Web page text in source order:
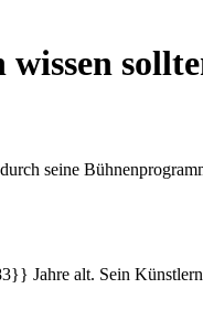
wissen
seine
alt. Sein